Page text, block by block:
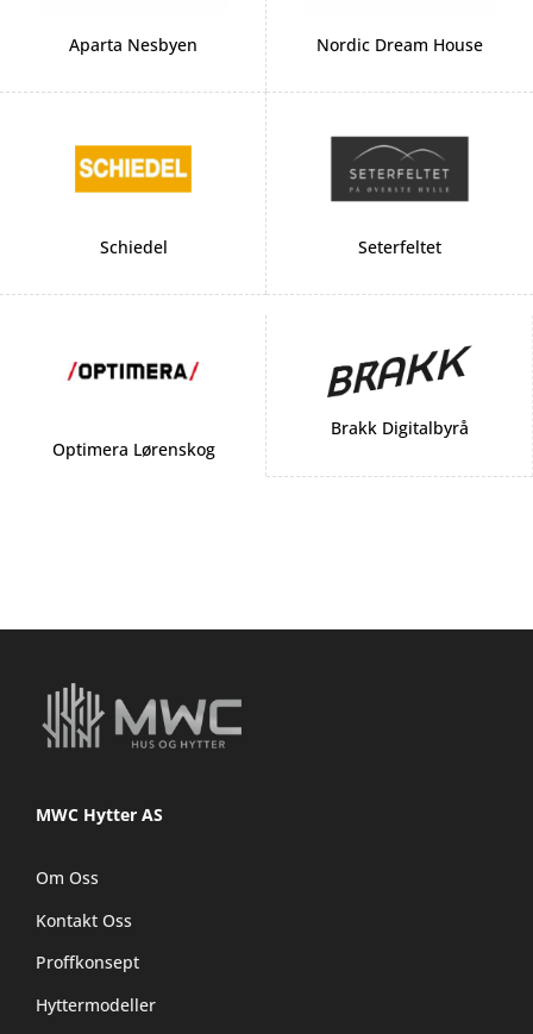
Aparta Nesbyen Nordic Dream House
Schiedel Seterfeltet
Optimera Lørenskog
Brakk Digitalbyrå
MWC Hytter AS
Om Oss
Kontakt Oss
Proffkonsept
Hyttermodeller